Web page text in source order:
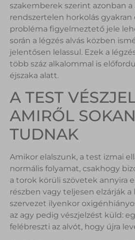
szakemberek szerint azonban a
rendszertelen horkolás
probléma figyelmeztető jele
során a légzés alvás közben
jelentősen lelassul. Ezek a
több száz alkalommal is
éjszaka alatt.
A TEST
AMIRŐL
TUDNAK
Amikor elalszunk, a test izmai
normális folyamat, csakhogy
a torok körüli szövetek annyira
részben vagy teljesen elzárják a
szervezet ilyenkor
az agy pedig vészjelzést küld:
felébreszti az alvót, hogy újra